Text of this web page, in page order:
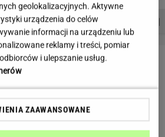
ZNAK Z '30' WISŁAWA SZYMBORSKA
LETNIE OKAZJE
geolokalizacyjnych. Aktywne
urządzenia do celów
informacji na urządzeniu lub
reklamy i treści, pomiar
i ulepszanie usług.
ZAAWANSOWANE